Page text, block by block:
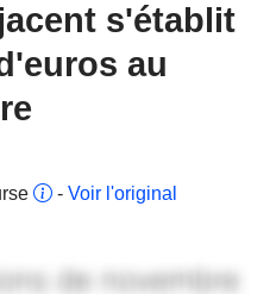
s'établit
au
- Voir l'original